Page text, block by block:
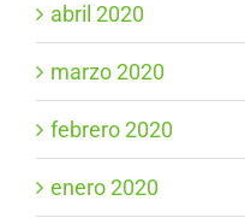
abril 2020
marzo 2020
febrero 2020
enero 2020